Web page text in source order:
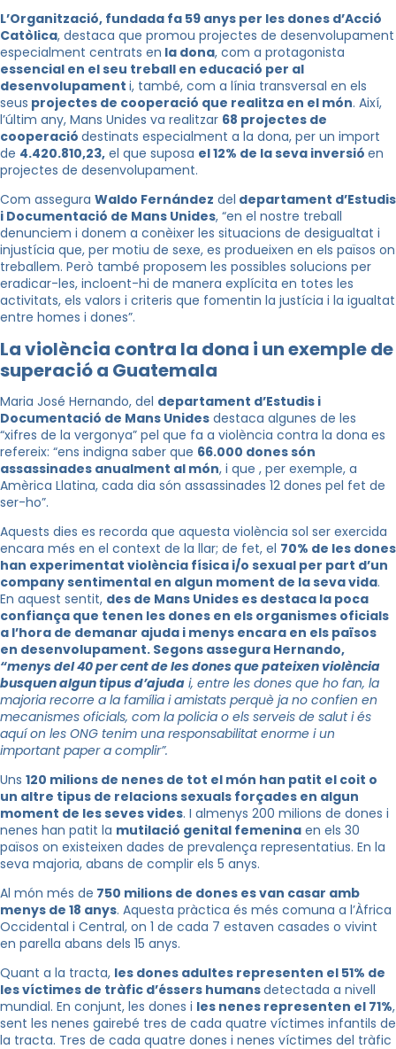
L’Organització, fundada fa 59 anys per les dones d’Acció
Catòlica, destaca que promou projectes de desenvolupament
especialment centrats en la dona, com a protagonista
essencial en el seu treball en educació per al
desenvolupament i, també, com a línia transversal en els
seus projectes de cooperació que realitza en el món. Així,
l’últim any, Mans Unides va realitzar 68 projectes de
cooperació destinats especialment a la dona, per un import
de 4.420.810,23, el que suposa el 12% de la seva inversió en
projectes de desenvolupament.
Com assegura Waldo Fernández del departament d’Estudis
i Documentació de Mans Unides, “en el nostre treball
denunciem i donem a conèixer les situacions de desigualtat i
injustícia que, per motiu de sexe, es produeixen en els països on
treballem. Però també proposem les possibles solucions per
eradicar-les, incloent-hi de manera explícita en totes les
activitats, els valors i criteris que fomentin la justícia i la igualtat
entre homes i dones”.
La violència contra la dona i un exemple de
superació a Guatemala
Maria José Hernando, del departament d’Estudis i
Documentació de Mans Unides destaca algunes de les
“xifres de la vergonya” pel que fa a violència contra la dona es
refereix: “ens indigna saber que 66.000 dones són
assassinades anualment al món, i que , per exemple, a
Amèrica Llatina, cada dia són assassinades 12 dones pel fet de
ser-ho”.
Aquests dies es recorda que aquesta violència sol ser exercida
encara més en el context de la llar; de fet, el 70% de les dones
han experimentat violència física i/o sexual per part d’un
company sentimental en algun moment de la seva vida.
En aquest sentit, des de Mans Unides es destaca la poca
confiança que tenen les dones en els organismes oficials
a l’hora de demanar ajuda i menys encara en els països
en desenvolupament. Segons assegura Hernando,
“menys del 40 per cent de les dones que pateixen violència
busquen algun tipus d’ajuda i, entre les dones que ho fan, la
majoria recorre a la família i amistats perquè ja no confien en
mecanismes oficials, com la policia o els serveis de salut i és
aquí on les ONG tenim una responsabilitat enorme i un
important paper a complir”.
Uns 120 milions de nenes de tot el món han patit el coit o
un altre tipus de relacions sexuals forçades en algun
moment de les seves vides. I almenys 200 milions de dones i
nenes han patit la mutilació genital femenina en els 30
països on existeixen dades de prevalença representatius. En la
seva majoria, abans de complir els 5 anys.
Al món més de 750 milions de dones es van casar amb
menys de 18 anys. Aquesta pràctica és més comuna a l’Àfrica
Occidental i Central, on 1 de cada 7 estaven casades o vivint
en parella abans dels 15 anys.
Quant a la tracta, les dones adultes representen el 51% de
les víctimes de tràfic d’éssers humansdetectada a nivell
mundial. En conjunt, les dones i les nenes representen el 71%,
sent les nenes gairebé tres de cada quatre víctimes infantils de
la tracta. Tres de cada quatre dones i nenes víctimes del tràfic